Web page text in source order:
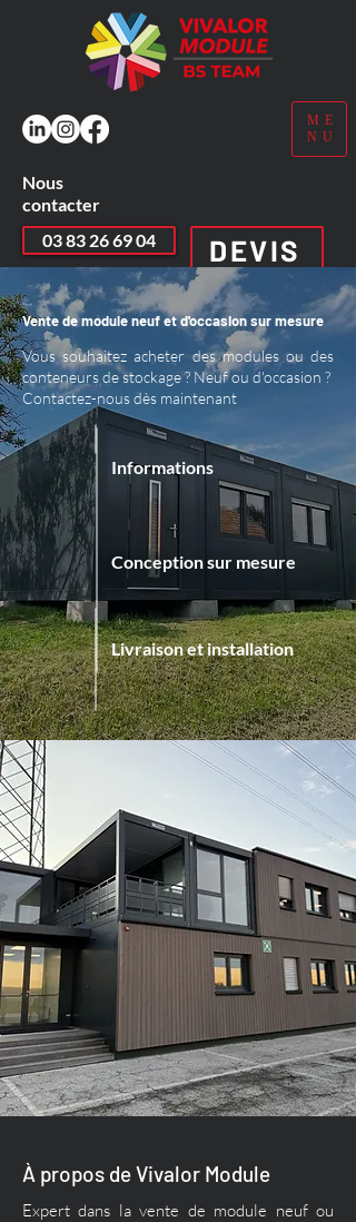
ME
NU
03 83 26 69 04 DEVIS
Nous
contacter
Vente de module neuf et d'occasion sur mesure
Vous souhaitez acheter des modules ou des
conteneurs de stockage ? Neuf ou d'occasion ?
Contactez-nous dès maintenant
Informations
Conception sur mesure
Livraison et installation
À propos de Vivalor Module
Expert dans la vente de module neuf ou